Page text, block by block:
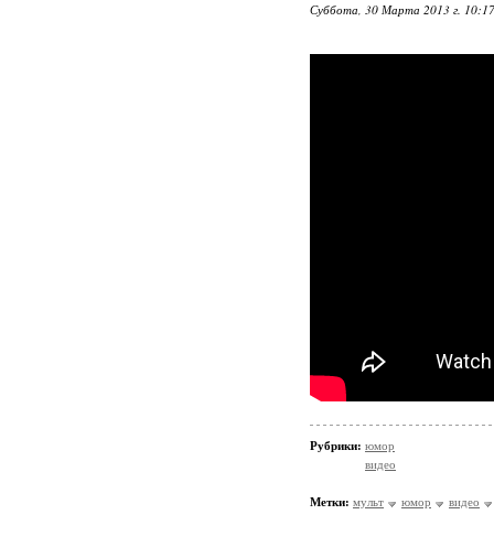
Суббота, 30 Марта 2013 г.
Рубрики: юмор
видео
Метки: мульт юмор видео